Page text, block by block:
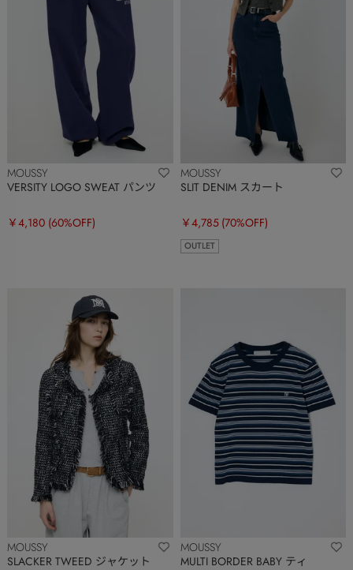
MOUSSY
VERSITY LOGO SWEAT パンツ
￥4,180 (60%OFF)
MOUSSY
SLIT DENIM スカート
￥4,785 (70%OFF)
OUTLET
MOUSSY
SLACKER TWEED ジャケット
MOUSSY
MULTI BORDER BABY ティ